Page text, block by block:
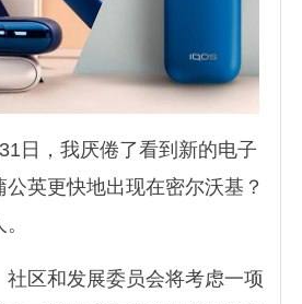
日，我厌倦了看到新的电子
英更快地出现在密尔沃基？
社区和发展委员会将考虑一项